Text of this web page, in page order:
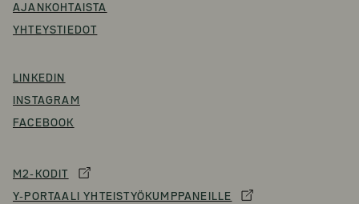
AJANKOHTAISTA
YHTEYSTIEDOT
LINKEDIN
INSTAGRAM
FACEBOOK
M2-KODIT
Y-PORTAALI YHTEISTYÖKUMPPANEILLE